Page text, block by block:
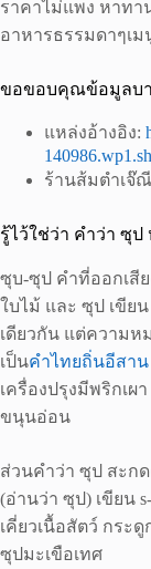
ราคาไม่แพง หาทา
อาหารธรรมดาๆเม
ขอขอบคุณข้อมูลบ
แหล่งอ้างอิง:
ร้านส้มตำเจ๊
รู้ไว้ใช่ว่า คำว่า ซุป
ซุบ-ซุป คำที่ออกเสี
ใบไม้ และ ซุป เขีย
เดียวกัน แต่ความห
เป็นคำไทยถิ่นอีสาน
เครื่องปรุงมีพริกเผ
ขนุนอ่อน
ส่วนคำว่า ซุป สะก
(อ่านว่า ซุป) เขียน
เคี่ยวเนื้อสัตว์ กระ
ซุปมะเขือเทศ